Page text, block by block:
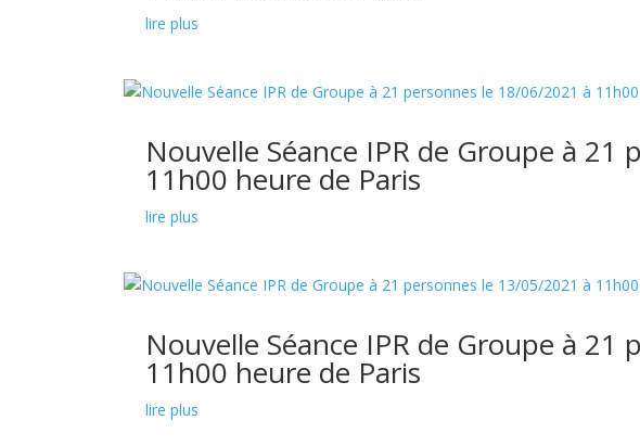
lire plus
Nouvelle Séance IPR de Groupe à
11h00 heure de Paris
lire plus
Nouvelle Séance IPR de Groupe à
11h00 heure de Paris
lire plus